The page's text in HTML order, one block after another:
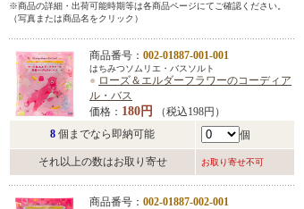
※商品の詳細・出荷可能時期等は各商品ページにてご確認ください。
（写真または商品名をクリック）
商品番号： 002-01887-001-001
はちみつソムリエ・バスソルト
● ローズ＆エルダーフラワーのコーディア
ル・バス
価格： 180円
（税込198円）
8 個までなら即納可能 個
それ以上の数はお取り寄せ お取り寄せ不可
商品番号： 002-01887-002-001